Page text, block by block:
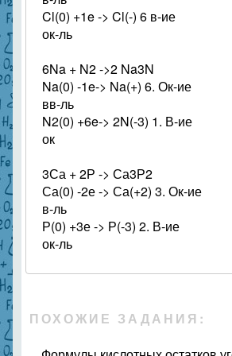
Cl(0) +1e -> Cl(-) 6 в-ие
ок-ль
6Na + N2 ->2 Na3N
Na(0) -1e-> Na(+) 6. Ок-ие
вв-ль
N2(0) +6e-> 2N(-3) 1. В-ие
ок
3Са + 2Р -> Са3Р2
Са(0) -2е -> Са(+2) 3. Ок-ие
в-ль
Р(0) +3е -> Р(-3) 2. В-ие
ок-ль
ПОХОЖИЕ ЗАДАНИЯ: